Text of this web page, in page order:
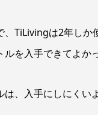
、TiLivingは2年し
を入手できてよか
、入手にしにくい